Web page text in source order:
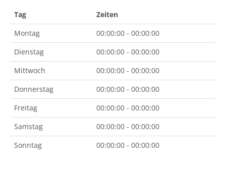
Tag
Zeiten
Montag
00:00:00 - 00:00:00
Dienstag
00:00:00 - 00:00:00
Mittwoch
00:00:00 - 00:00:00
Donnerstag
00:00:00 - 00:00:00
Freitag
00:00:00 - 00:00:00
Samstag
00:00:00 - 00:00:00
Sonntag
00:00:00 - 00:00:00